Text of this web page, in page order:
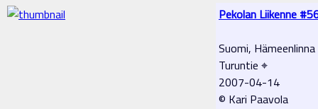
Pekolan Liikenne
Suomi, Hämeenlinna
Turuntie ⌖
2007-04-14
© Kari Paavola